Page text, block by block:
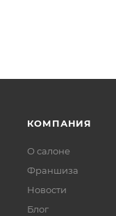
КОМПАНИЯ
О салоне
Франшиза
Новости
Блог